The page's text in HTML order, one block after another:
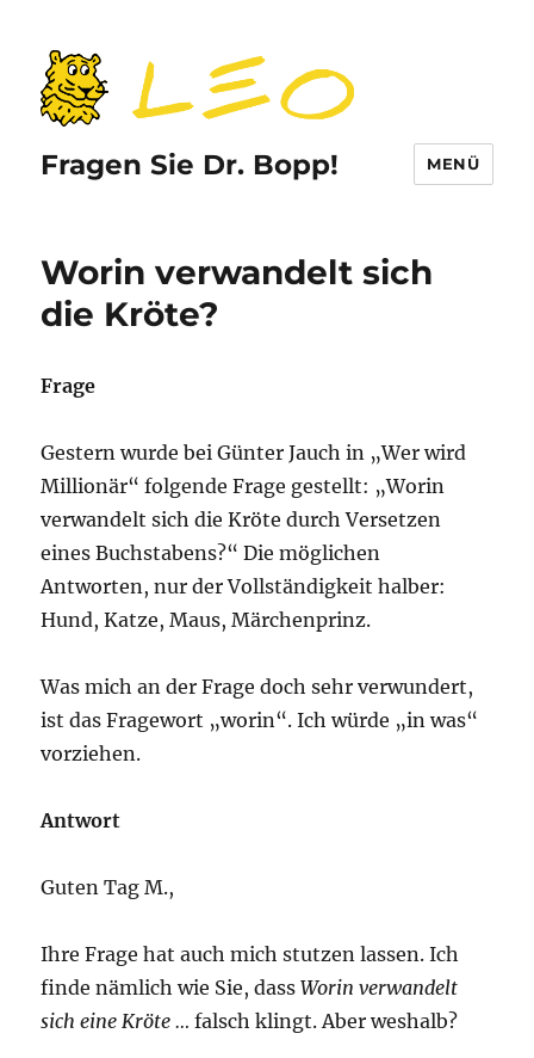
Fragen Sie Dr. Bopp! MENÜ
Worin verwandelt sich
die Kröte?
Frage
Gestern wurde bei Günter Jauch in „Wer wird
Millionär“ folgende Frage gestellt: „Worin
verwandelt sich die Kröte durch Versetzen
eines Buchstabens?“ Die möglichen
Antworten, nur der Vollständigkeit halber:
Hund, Katze, Maus, Märchenprinz.
Was mich an der Frage doch sehr verwundert,
ist das Fragewort „worin“. Ich würde „in was“
vorziehen.
Antwort
Guten Tag M.,
Ihre Frage hat auch mich stutzen lassen. Ich
finde nämlich wie Sie, dassWorin verwandelt
sich eine Kröte … falsch klingt. Aber weshalb?